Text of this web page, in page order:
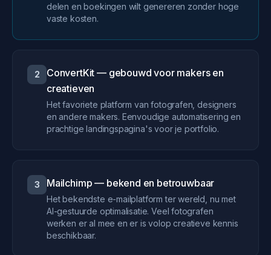
delen en boekingen wilt genereren zonder hoge
vaste kosten.
2
ConvertKit — gebouwd voor makers en
creatieven
Het favoriete platform van fotografen, designers
en andere makers. Eenvoudige automatisering en
prachtige landingspagina's voor je portfolio.
3 Mailchimp — bekend en betrouwbaar
Het bekendste e-mailplatform ter wereld, nu met
AI-gestuurde optimalisatie. Veel fotografen
werken er al mee en er is volop creatieve kennis
beschikbaar.